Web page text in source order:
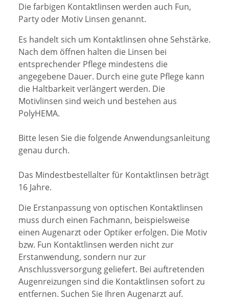
Die farbigen Kontaktlinsen werden auch Fun,
Party oder Motiv Linsen genannt.
Es handelt sich um Kontaktlinsen ohne Sehstärke.
Nach dem öffnen halten die Linsen bei
entsprechender Pflege mindestens die
angegebene Dauer. Durch eine gute Pflege kann
die Haltbarkeit verlängert werden. Die
Motivlinsen sind weich und bestehen aus
PolyHEMA.
Bitte lesen Sie die folgende Anwendungsanleitung
genau durch.
Das Mindestbestellalter für Kontaktlinsen beträgt
16 Jahre.
Die Erstanpassung von optischen Kontaktlinsen
muss durch einen Fachmann, beispielsweise
einen Augenarzt oder Optiker erfolgen. Die Motiv
bzw. Fun Kontaktlinsen werden nicht zur
Erstanwendung, sondern nur zur
Anschlussversorgung geliefert. Bei auftretenden
Augenreizungen sind die Kontaktlinsen sofort zu
entfernen. Suchen Sie Ihren Augenarzt auf.